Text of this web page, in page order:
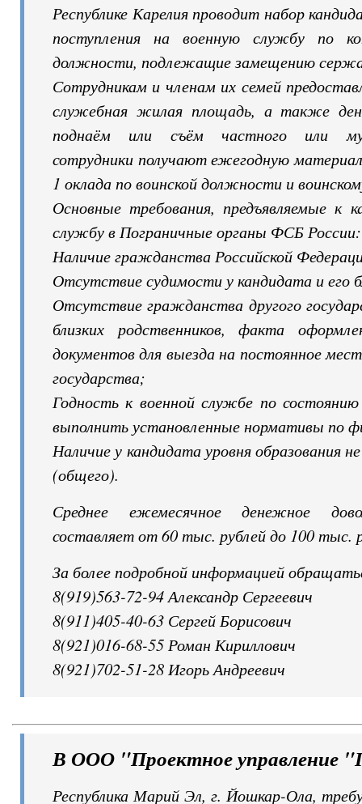
Республике Карелия проводит набор
поступления на военную службу по
должности, подлежащие замещению
Сотрудникам и членам их семей
служебная жилая площадь, а также
поднаём или съём частного или
сотрудники получают ежегодную
1 оклада по воинской должности и
Основные требования, предъявляемые к
службу в Пограничные органы ФСБ России:
Наличие гражданства Российской
Отсутствие судимости у кандидата и его
Отсутствие гражданства другого
близких родственников, факта
документов для выезда на постоянное
государства;
Годность к военной службе по состоянию
выполнить установленные нормативы по
Наличие у кандидата уровня образования
(общего).
Среднее ежемесячное денежное
составляет от 60 тыс. рублей до 100 тыс.
За более подробной информацией
8(919)563-72-94 Александр Сергеевич
8(911)405-40-63 Сергей Борисович
8(921)016-68-55 Роман Кириллович
8(921)702-51-28 Игорь Андреевич
В ООО "Проектное управление
Республика Марий Эл, г. Йошкар-Ола,